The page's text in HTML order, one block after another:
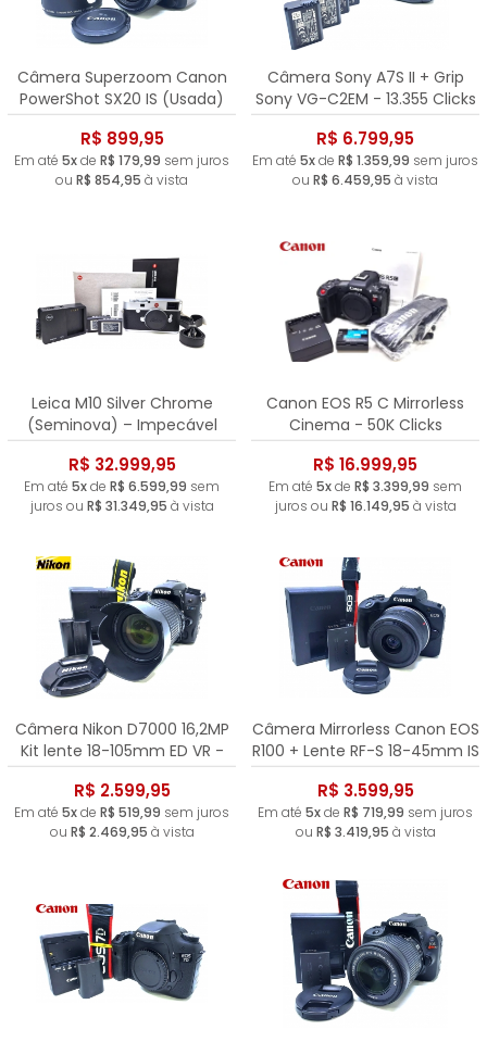
Câmera Superzoom Canon
PowerShot SX20 IS (Usada)
R$ 899,95
Em até 5xde R$ 179,99 sem juros
ou R$ 854,95 à vista
Câmera Sony A7S II + Grip
Sony VG-C2EM - 13.355 Clicks
R$ 6.799,95
Em até 5xde R$ 1.359,99 sem juros
ou R$ 6.459,95 à vista
Leica M10 Silver Chrome
(Seminova) – Impecável
R$ 32.999,95
Em até 5xde R$ 6.599,99 sem
juros ou R$ 31.349,95 à vista
Canon EOS R5 C Mirrorless
Cinema - 50K Clicks
R$ 16.999,95
Em até 5xde R$ 3.399,99 sem
juros ou R$ 16.149,95 à vista
Câmera Nikon D7000 16,2MP
Kit lente 18-105mm ED VR -
21.473 Clicks
R$ 2.599,95
Em até 5xde R$ 519,99 sem juros
ou R$ 2.469,95 à vista
Câmera Mirrorless Canon EOS
R100 + Lente RF-S 18-45mm IS
STM | 10.350 Clicks
R$ 3.599,95
Em até 5xde R$ 719,99 sem juros
ou R$ 3.419,95 à vista